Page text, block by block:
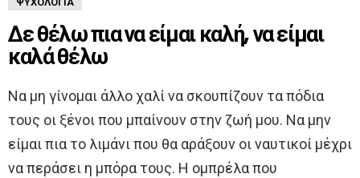
Δε θέλω πια να είμαι καλή, να είμαι
καλά θέλω
Να μη γίνομαι άλλο χαλί να σκουπίζουν τα πόδια
τους οι ξένοι που μπαίνουν στην ζωή μου. Να μην
είμαι πια το λιμάνι που θα αράξουν οι ναυτικοί μέχρι
να περάσει η μπόρα τους. Η ομπρέλα που